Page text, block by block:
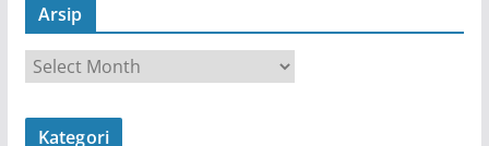
Arsip
r
s
Kategori